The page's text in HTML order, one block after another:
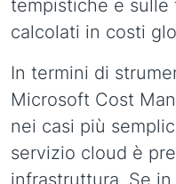
tempistiche e sulle
calcolati in costi
In termini di
Microsoft Cost
nei casi più
servizio cloud è
infrastruttura. Se